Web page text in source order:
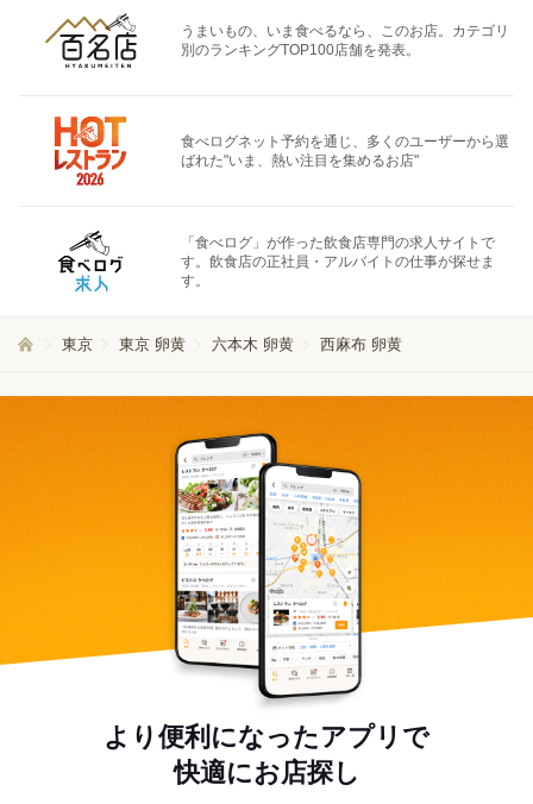
うまいもの、いま食べるなら、このお店。カテゴリ
別のランキングTOP100店舗を発表。
食べログネット予約を通じ、多くのユーザーから選
ばれた"いま、熱い注目を集めるお店"
「食べログ」が作った飲食店専門の求人サイトで
す。飲食店の正社員・アルバイトの仕事が探せま
す。
東京 東京 卵黄 六本木 卵黄 西麻布 卵黄
より便利になったアプリで
快適にお店探し